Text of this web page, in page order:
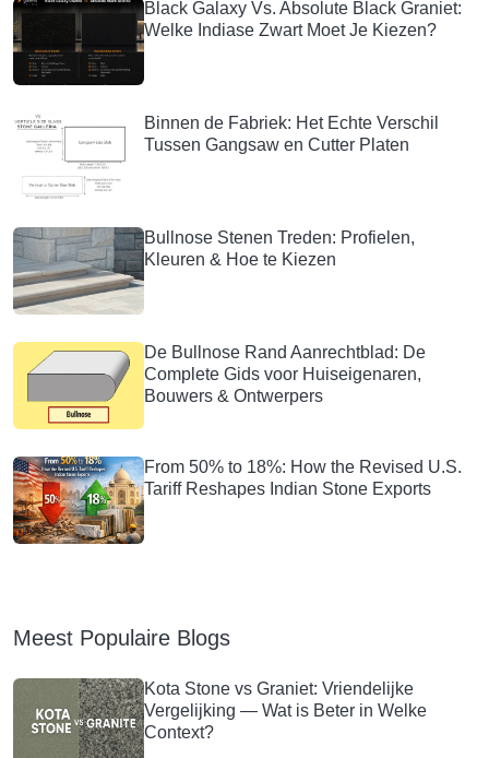
Black Galaxy Vs. Absolute Black Graniet:
Welke Indiase Zwart Moet Je Kiezen?
Binnen de Fabriek: Het Echte Verschil
Tussen Gangsaw en Cutter Platen
Bullnose Stenen Treden: Profielen,
Kleuren & Hoe te Kiezen
De Bullnose Rand Aanrechtblad: De
Complete Gids voor Huiseigenaren,
Bouwers & Ontwerpers
From 50% to 18%: How the Revised U.S.
Tariff Reshapes Indian Stone Exports
Meest Populaire Blogs
Kota Stone vs Graniet: Vriendelijke
Vergelijking — Wat is Beter in Welke
Context?